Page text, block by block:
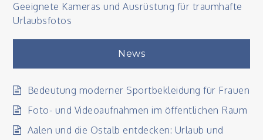
Geeignete Kameras und Ausrüstung für traumhafte
Urlaubsfotos
News
Bedeutung moderner Sportbekleidung für Frauen
Foto- und Videoaufnahmen im öffentlichen Raum
Aalen und die Ostalb entdecken: Urlaub und